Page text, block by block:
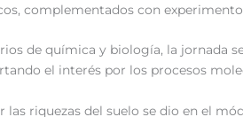
complementados con
de química y biología, la jornada
el interés por los procesos
las riquezas del suelo se dio en el